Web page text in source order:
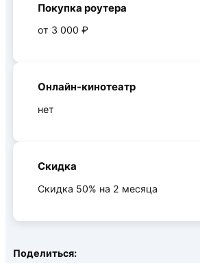
Покупка роутера
от 3 000 ₽
Онлайн-кинотеатр
нет
Скидка
Скидка 50% на 2 месяца
Поделиться: